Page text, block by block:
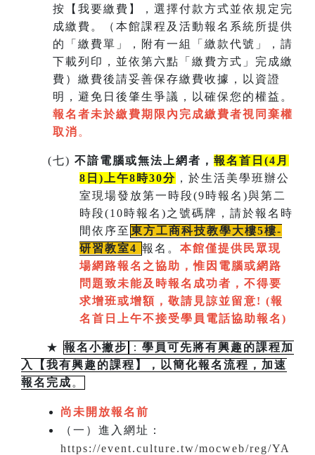
按【我要繳費】，選擇付款方式並依規定完
成繳費。（本館課程及活動報名系統所提供
的「繳費單」，附有一組
「繳款代號」，請
下載列印，並依第六點「繳費方式」完成繳
費）繳費後請妥善保存繳費收據，以資證
明，避免日後肇生爭議，以確保您的權益。
報名者未於繳費期限內完成繳費者視同棄權
取消。
(七) 不諳電腦或無法上網者， 報名首日(4月
8日)上午8時30分 ，於生活美學班辦公
室現場發放第一時段(9時報名)與第二
時段(10時報名)之號碼牌，請於報名時
間依序至 東方工商科技教學大樓5樓-
研習教室4 報名。本館僅提供民眾現
場網路報名之協助，惟因電腦或網路
問題致未能及時報名成功者，不得要
求增班或增額，敬請見諒並留意! (報
名首日上午不接受學員電話協助報名)
★ 報名小撇步 ： 學員可先將有興趣的課程加
入【我有興趣的課程】，以簡化報名流程，加速
報名完成。
尚未開放報名前
（一）進入網址：
https://event.culture.tw/mocweb/reg/YA